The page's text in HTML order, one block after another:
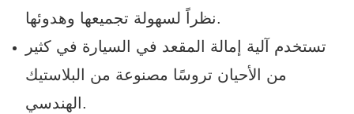
نظراً لسهولة تجميعها وهدوئها.
تستخدم آلية إمالة المقعد في السيارة في كثير
من الأحيان تروسًا مصنوعة من البلاستيك
الهندسي.